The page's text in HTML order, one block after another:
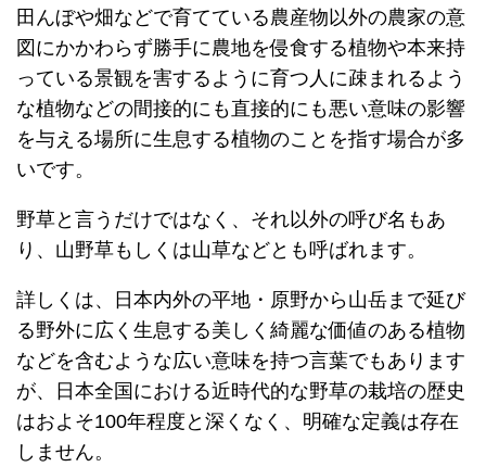
田んぼや畑などで育てている農産物以外の農家の意
図にかかわらず勝手に農地を侵食する植物や本来持
っている景観を害するように育つ人に疎まれるよう
な植物などの間接的にも直接的にも悪い意味の影響
を与える場所に生息する植物のことを指す場合が多
いです。
野草と言うだけではなく、それ以外の呼び名もあ
り、山野草もしくは山草などとも呼ばれます。
詳しくは、日本内外の平地・原野から山岳まで延び
る野外に広く生息する美しく綺麗な価値のある植物
などを含むような広い意味を持つ言葉でもあります
が、日本全国における近時代的な野草の栽培の歴史
はおよそ100年程度と深くなく、明確な定義は存在
しません。